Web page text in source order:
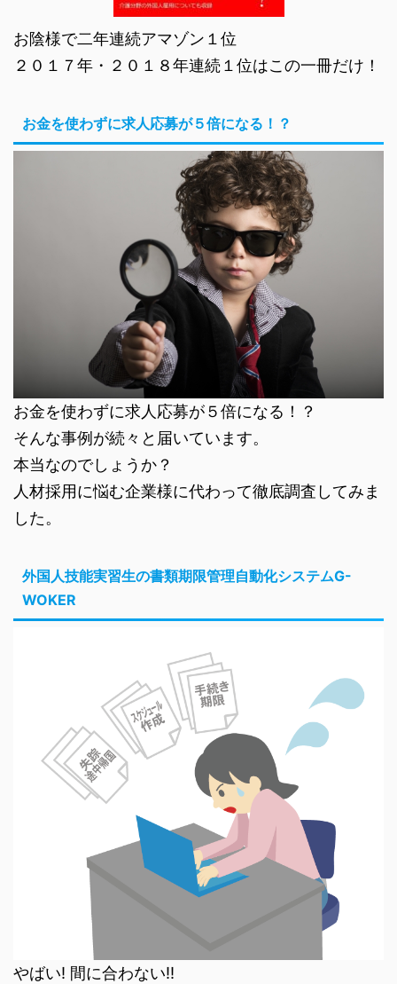
お陰様で二年連続アマゾン１位
２０１７年・２０１８年連続１位はこの一冊だけ！
お金を使わずに求人応募が５倍になる！？
お金を使わずに求人応募が５倍になる！？
そんな事例が続々と届いています。
本当なのでしょうか？
人材採用に悩む企業様に代わって徹底調査してみま
した。
外国人技能実習生の書類期限管理自動化システムG-
WOKER
やばい! 間に合わない!!